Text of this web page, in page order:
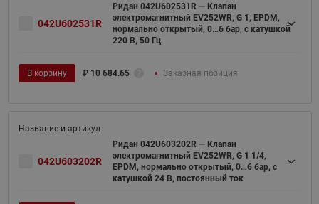
042U602531R
Ридан 042U602531R — Клапан
электромагнитный EV252WR, G 1, EPDM,
нормально открытый, 0…6 бар, с катушкой
220 В, 50 Гц
В корзину ₽ 10 684.65 Заказная позиция
042U603202R
Ридан 042U603202R — Клапан
электромагнитный EV252WR, G 1 1/4,
EPDM, нормально открытый, 0…6 бар, с
катушкой 24 В, постоянный ток